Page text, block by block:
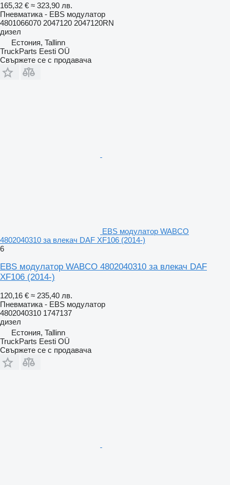
165,32 € ≈ 323,90 лв.
Пневматика - EBS модулатор
4801066070 2047120 2047120RN
дизел
Естония, Tallinn
TruckParts Eesti OÜ
Свържете се с продавача
EBS модулатор WABCO
4802040310 за влекач DAF XF106 (2014-)
6
EBS модулатор WABCO 4802040310 за влекач DAF
XF106 (2014-)
120,16 € ≈ 235,40 лв.
Пневматика - EBS модулатор
4802040310 1747137
дизел
Естония, Tallinn
TruckParts Eesti OÜ
Свържете се с продавача